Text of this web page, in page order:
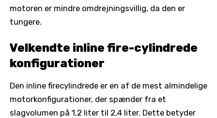
motoren er mindre omdrejningsvillig, da den er
tungere.
Velkendte inline fire-cylindrede
konfigurationer
Den inline firecylindrede er en af ​​de mest almindelige
motorkonfigurationer, der spænder fra et
slagvolumen på 1,2 liter til 2,4 liter. Dette betyder